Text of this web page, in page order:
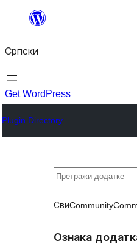
Скочи
садржај
Српски
Get WordPress
Plugin Directory
Претрага
СвиCommunity
Ознака